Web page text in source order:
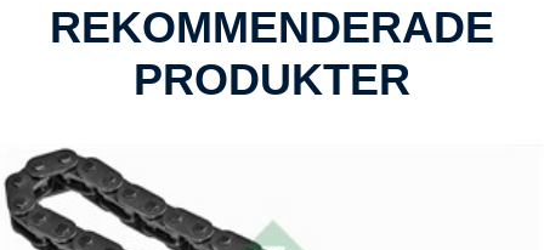
REKOMMENDERADE
PRODUKTER